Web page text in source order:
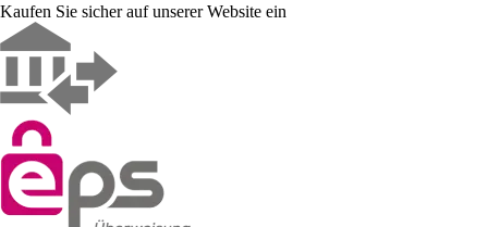
Kaufen Sie sicher auf unserer Website ein